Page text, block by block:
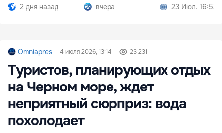
2 дня назад
вчера
23 Июл. 16:52
Omniapres 4 июля 2026, 13:14 23 231
Туристов, планирующих отдых
на Черном море, ждет
неприятный сюрприз: вода
похолодает